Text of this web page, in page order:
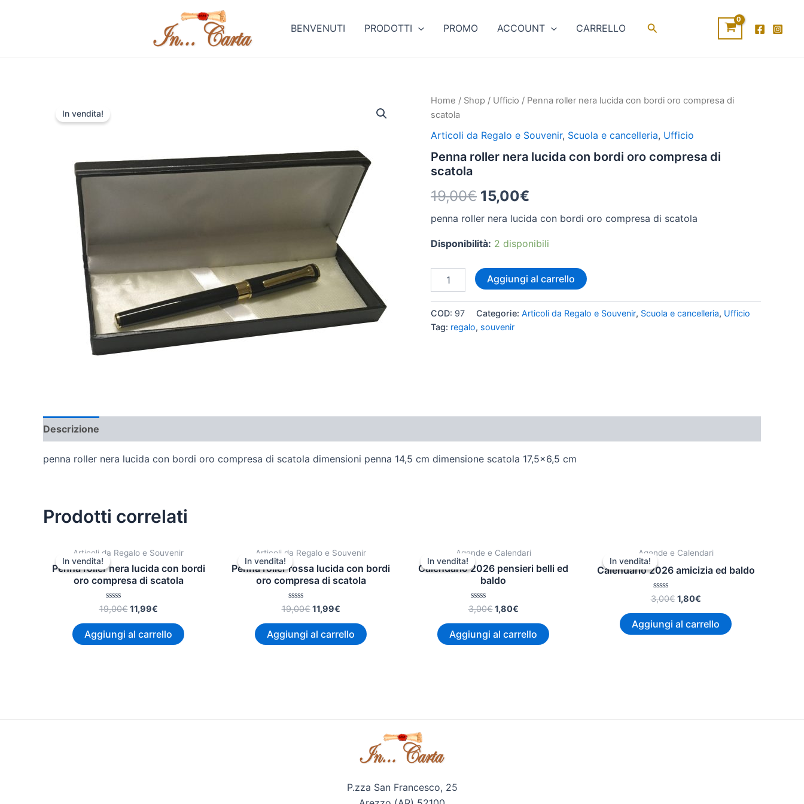
BENVENUTI PRODOTTI PROMO ACCOUNT CARRELLO Cerca
In vendita!
Home / Shop / Ufficio / Penna roller nera lucida con bordi oro compresa di
scatola
Articoli da Regalo e Souvenir, Scuola e cancelleria, Ufficio
Penna roller nera lucida con bordi oro compresa di
scatola
19,00€
Il
prezzo
originale
19,00€.
15,00€
Il
prezzo
attuale
penna roller nera lucida con bordi oro compresa di scatola
Disponibilità: 2 disponibili
Penna
roller
lucida
bordi
oro
di
scatola
quantità
Aggiungi al carrello
COD: 97 Categorie: Articoli da Regalo e Souvenir, Scuola e cancelleria, Ufficio
Tag: regalo, souvenir
Descrizione
penna roller nera lucida con bordi oro compresa di scatola dimensioni penna 14,5 cm dimensione scatola 17,5×6,5 cm
Prodotti correlati
In vendita!
In vendita!
Articoli da Regalo e Souvenir
Penna roller nera lucida con bordi
oro compresa di scatola
Valutato
0
su
5
19,00€
prezzo
originale
era:
11,99€
prezzo
attuale
è:
Aggiungi al carrello
In vendita!
In vendita!
Articoli da Regalo e Souvenir
Penna roller rossa lucida con bordi
oro compresa di scatola
Valutato
0
su
5
19,00€
prezzo
originale
era:
11,99€
prezzo
attuale
è:
Aggiungi al carrello
In vendita!
In vendita!
Agende e Calendari
Calendario 2026 pensieri belli ed
baldo
Valutato
0
su
5
3,00€
prezzo
originale
era:
1,80€
prezzo
attuale
Aggiungi al carrello
In vendita!
In vendita!
Agende e Calendari
Calendario 2026 amicizia ed baldo
Valutato
0
su
5
3,00€
prezzo
originale
era:
1,80€
prezzo
attuale
Aggiungi al carrello
P.zza San Francesco, 25